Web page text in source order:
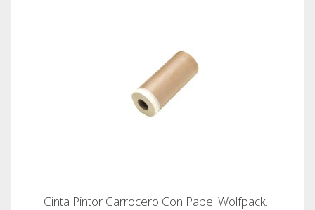
Cinta Pintor Carrocero Con Papel Wolfpack...